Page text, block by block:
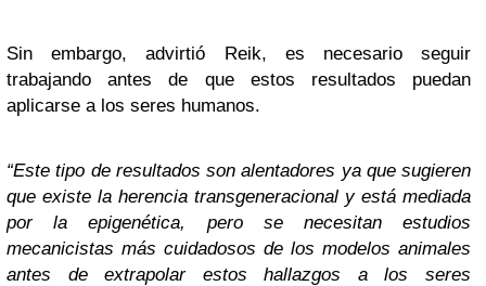
Sin embargo, advirtió Reik, es necesario seguir
trabajando antes de que estos resultados puedan
aplicarse a los seres humanos.
“Este tipo de resultados son alentadores ya que sugieren
que existe la herencia transgeneracional y está mediada
por la epigenética, pero se necesitan estudios
mecanicistas más cuidadosos de los modelos animales
antes de extrapolar estos hallazgos a los seres